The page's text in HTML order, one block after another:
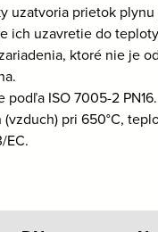
prietok
ich uzavretie do
ktoré nie je
ISO 7005-2 PN16.
pri 650°C,
EC.